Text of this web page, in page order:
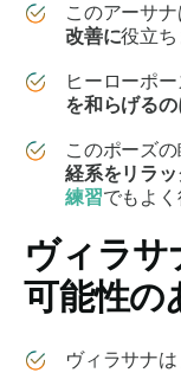
このアーサ
改善に役立ち
ヒーローポ
を和らげる
このポーズ
経系をリラ
練習でもよく
ヴィラサ
可能性の
ヴィラサナは